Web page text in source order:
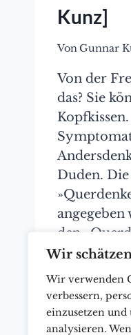
Wir
Wir verwenden
verbessern,
einzusetzen
analysieren.
Kunz]
Von Gunnar
Von der
das? Sie
Duden.
angegeben
den
ZU